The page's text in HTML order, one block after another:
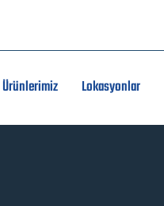
Ürünlerimiz Lokasyonlar